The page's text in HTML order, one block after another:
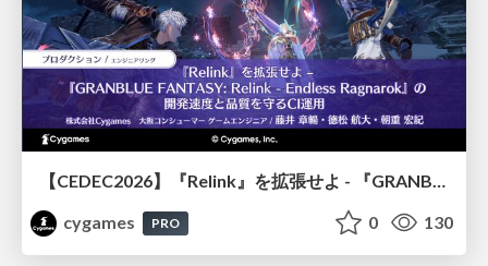
【CEDEC2026】『Relink』を拡張せよ - 『GRANBLUE FANTASY: Relink - Endless Ragnarok』の開発速度と品質を守るCI運用
cygames
PRO 0 130